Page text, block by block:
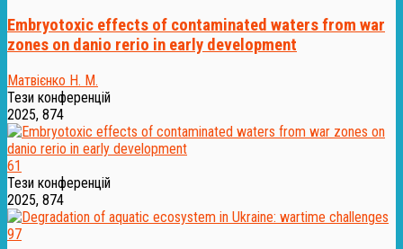
Embryotoxic effects of contaminated waters from war
zones on danio rerio in early development
Матвієнко Н. М.
Тези конференцій
2025, 874
61
Тези конференцій
2025, 874
97